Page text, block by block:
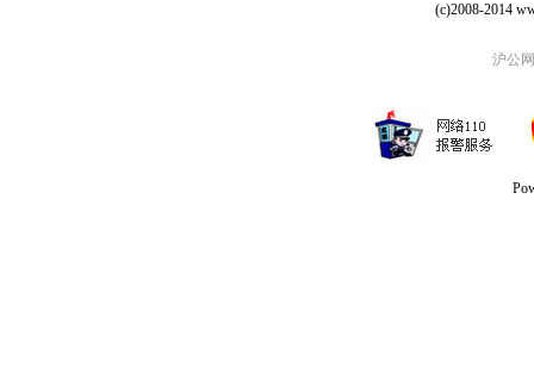
(c)2008-2014
沪公